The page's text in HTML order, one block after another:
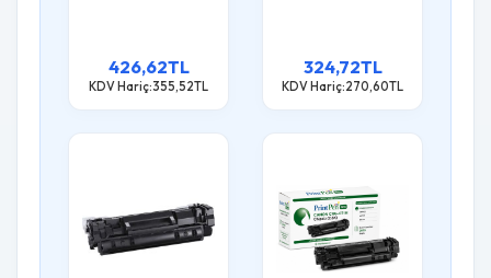
426,62TL
KDV Hariç:355,52TL
324,72TL
KDV Hariç:270,60TL